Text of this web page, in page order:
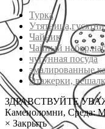
Турка
Чайник
Чайный
чугунная посуда
эмалированные
Этажерки,
ЗДРАВСТВУЙТЕ
Каменоломни, Среда:
× Закрыть